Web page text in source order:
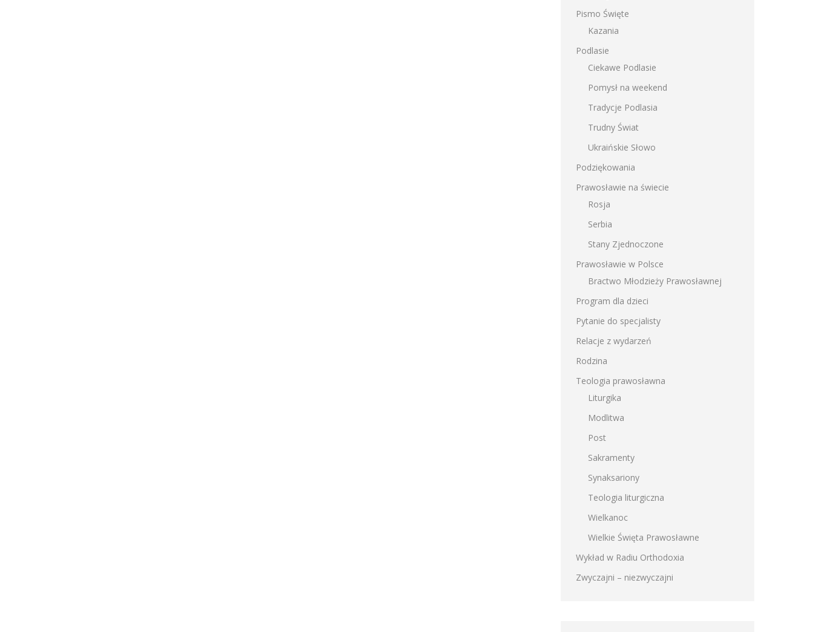
Pismo Święte
Kazania
Podlasie
Ciekawe Podlasie
Pomysł na weekend
Tradycje Podlasia
Trudny Świat
Ukraińskie Słowo
Podziękowania
Prawosławie na świecie
Rosja
Serbia
Stany Zjednoczone
Prawosławie w Polsce
Bractwo Młodzieży Prawosławnej
Program dla dzieci
Pytanie do specjalisty
Relacje z wydarzeń
Rodzina
Teologia prawosławna
Liturgika
Modlitwa
Post
Sakramenty
Synaksariony
Teologia liturgiczna
Wielkanoc
Wielkie Święta Prawosławne
Wykład w Radiu Orthodoxia
Zwyczajni – niezwyczajni